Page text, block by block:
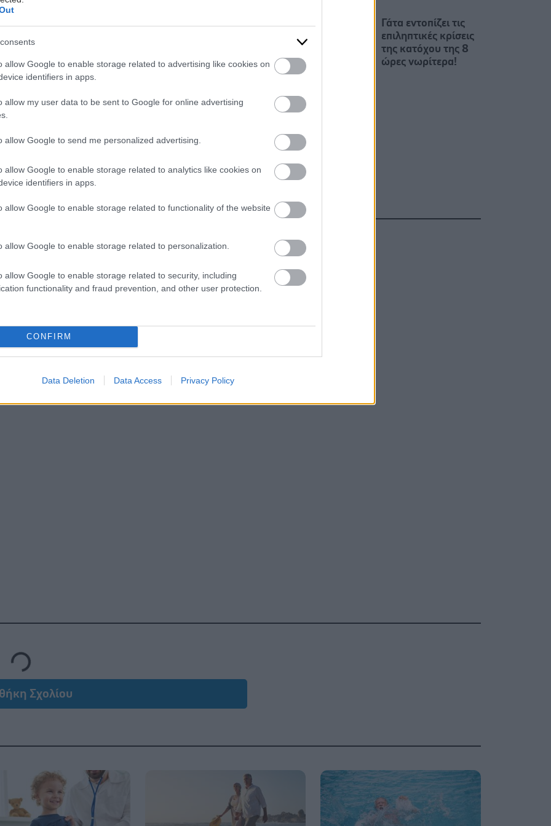
allow Google to enable storage related to advertising like cookies on
identifiers in apps.
allow my user data to be sent to Google for online advertising
allow Google to send me personalized advertising.
allow Google to enable storage related to analytics like cookies on
identifiers in apps.
allow Google to enable storage related to functionality of the website
allow Google to enable storage related to personalization.
allow Google to enable storage related to security, including
functionality and fraud prevention, and other user protection.
CONFIRM
Data Deletion Data Access Privacy Policy
και καλοκαίρι: Διακοπές με ασφάλεια
οδηγίες για την ασφάλεια στο νερό
Γάτα εντοπίζει τις
επιληπτικές κρίσεις
της κατόχου της 8
ώρες νωρίτερα!
Loading...
Σχολίου